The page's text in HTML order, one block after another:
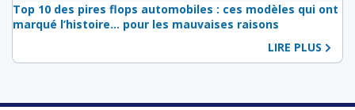
Top 10 des pires flops automobiles : ces modèles qui ont
marqué l’histoire… pour les mauvaises raisons
LIRE PLUS